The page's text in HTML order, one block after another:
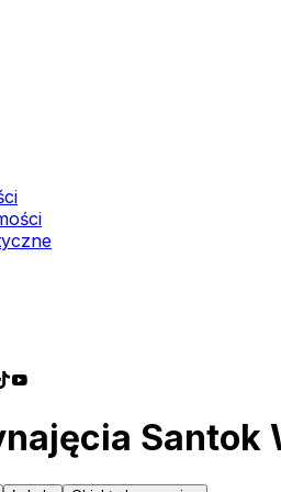
Santok